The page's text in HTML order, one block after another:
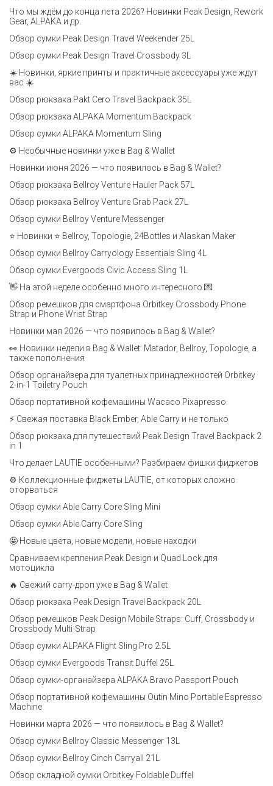
Что мы ждём до конца лета 2026? Новинки Peak Design, Rework
Gear, ALPAKA и др.
Обзор сумки Peak Design Travel Weekender 25L
Обзор сумки Peak Design Travel Crossbody 3L
☀️ Новинки, яркие принты и практичные аксессуары уже ждут
вас ☀️
Обзор рюкзака Pakt Cero Travel Backpack 35L
Обзор рюкзака ALPAKA Momentum Backpack
Обзор сумки ALPAKA Momentum Sling
⚙️ Необычные новинки уже в Bag & Wallet
Новинки июня 2026 — что появилось в Bag & Wallet?
Обзор рюкзака Bellroy Venture Hauler Pack 57L
Обзор рюкзака Bellroy Venture Grab Pack 27L
Обзор сумки Bellroy Venture Messenger
⭐ Новинки ⭐ Bellroy, Topologie, 24Bottles и Alaskan Maker
Обзор сумки Bellroy Carryology Essentials Sling 4L
Обзор сумки Evergoods Civic Access Sling 1L
👋 На этой неделе особенно много интересного 💌
Обзор ремешков для смартфона Orbitkey Crossbody Phone
Strap и Phone Wrist Strap
Новинки мая 2026 — что появилось в Bag & Wallet?
👀 Новинки недели в Bag & Wallet: Matador, Bellroy, Topologie, а
также пополнения
Обзор органайзера для туалетных принадлежностей Orbitkey
2-in-1 Toiletry Pouch
Обзор портативной кофемашины Wacaco Pixapresso
⚡ Свежая поставка Black Ember, Able Carry и не только
Обзор рюкзака для путешествий Peak Design Travel Backpack 2
in 1
Что делает LAUTIE особенными? Разбираем фишки фиджетов
⚙️ Коллекционные фиджеты LAUTIE, от которых сложно
оторваться
Обзор сумки Able Carry Core Sling Mini
Обзор сумки Able Carry Core Sling
🤩 Новые цвета, новые модели, новые находки
Сравниваем крепления Peak Design и Quad Lock для
мотоцикла
🔥 Свежий carry-дроп уже в Bag & Wallet
Обзор рюкзака Peak Design Travel Backpack 20L
Обзор ремешков Peak Design Mobile Straps: Cuff, Crossbody и
Crossbody Multi-Strap
Обзор сумки ALPAKA Flight Sling Pro 2.5L
Обзор сумки Evergoods Transit Duffel 25L
Обзор сумки-органайзера ALPAKA Bravo Passport Pouch
Обзор портативной кофемашины Outin Mino Portable Espresso
Machine
Новинки марта 2026 — что появилось в Bag & Wallet?
Обзор сумки Bellroy Classic Messenger 13L
Обзор сумки Bellroy Cinch Carryall 21L
Обзор складной сумки Orbitkey Foldable Duffel